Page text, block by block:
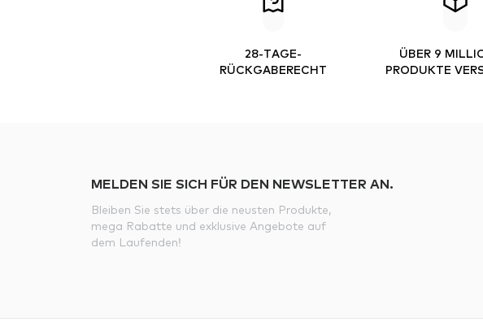
28-TAGE-
RÜCKGABERECHT
ÜBER 9
PRODUKTE
MELDEN SIE SICH FÜR DEN NEWSLETTER AN.
Bleiben Sie stets über die neusten Produkte,
mega Rabatte und exklusive Angebote auf
dem Laufenden!